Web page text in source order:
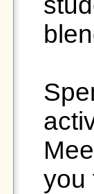
you